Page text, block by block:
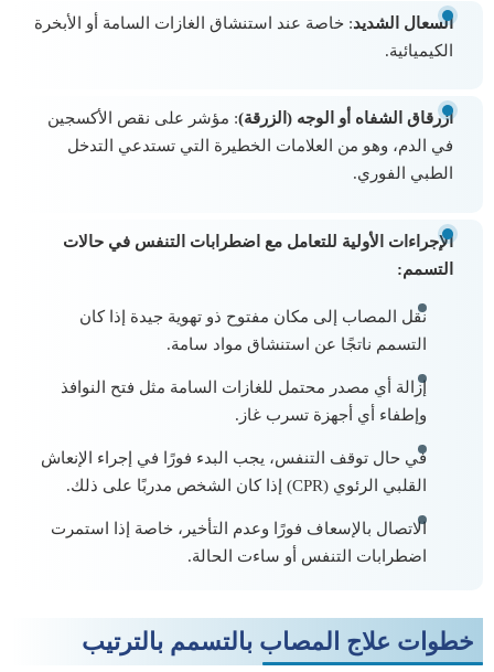
السعال الشديد: خاصة عند استنشاق الغازات السامة أو الأبخرة
الكيميائية.
ازرقاق الشفاه أو الوجه (الزرقة): مؤشر على نقص الأكسجين
في الدم، وهو من العلامات الخطيرة التي تستدعي التدخل
الطبي الفوري.
الإجراءات الأولية للتعامل مع اضطرابات التنفس في حالات
التسمم:
نقل المصاب إلى مكان مفتوح ذو تهوية جيدة إذا كان
التسمم ناتجًا عن استنشاق مواد سامة.
إزالة أي مصدر محتمل للغازات السامة مثل فتح النوافذ
وإطفاء أي أجهزة تسرب غاز.
في حال توقف التنفس، يجب البدء فورًا في إجراء الإنعاش
القلبي الرئوي (CPR) إذا كان الشخص مدربًا على ذلك.
الاتصال بالإسعاف فورًا وعدم التأخير، خاصة إذا استمرت
اضطرابات التنفس أو ساءت الحالة.
خطوات علاج المصاب بالتسمم بالترتيب